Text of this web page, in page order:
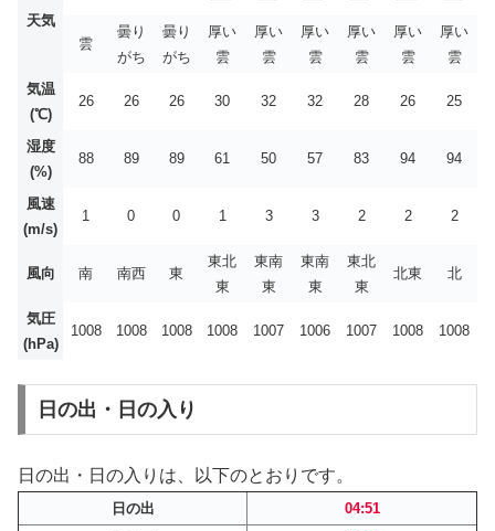
天気
雲
曇り
がち
曇り
がち
厚い
雲
厚い
雲
厚い
雲
厚い
雲
厚い
雲
厚い
雲
気温
(℃)
26 26 26 30 32 32 28 26 25
湿度
(%)
88 89 89 61 50 57 83 94 94
風速
(m/s)
1 0 0 1 3 3 2 2 2
風向 南 南西 東
東北
東
東南
東
東南
東
東北
東
北東 北
気圧
(hPa)
1008 1008 1008 1008 1007 1006 1007 1008 1008
日の出・日の入り
日の出・日の入りは、以下のとおりです。
日の出
04:51